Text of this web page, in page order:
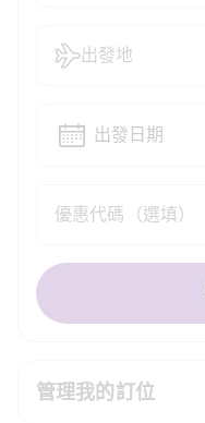
管理我的訂位
優惠代碼（選填）
出發地
出發日期